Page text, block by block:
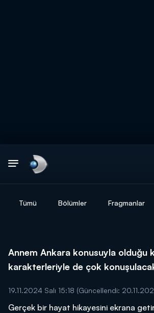
Tümü Bölümler Fragmanlar
Annem Ankara konusuyla olduğu
karakterleriyle de çok
19.11.2024 Salı 15:18 (Güncellendi:
Gerçek bir hayat hikayesini ekrana